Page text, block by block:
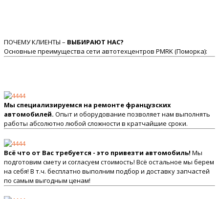
ПОЧЕМУ КЛИЕНТЫ – ВЫБИРАЮТ НАС?
Основные преимущества сети автотехцентров PMRK (Поморка):
Мы специализируемся на ремонте французских
автомобилей. Опыт и оборудование позволяет нам выполнять
работы абсолютно любой сложности в кратчайшие сроки.
Всё что от Вас требуется - это привезти автомобиль! Мы
подготовим смету и согласуем стоимость! Всё остальное мы берем
на себя! В т.ч. бесплатно выполним подбор и доставку запчастей
по самым выгодным ценам!